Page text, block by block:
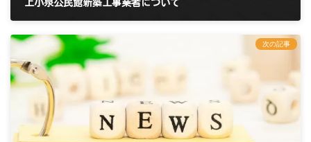
上小泉公民館新築工事業者について
次の記事